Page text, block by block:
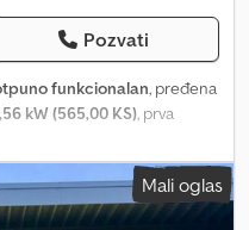
Pozvati
funkcionalan, pređena
kW (565,00 KS) , prva
, kabina vozača:kabina za
razred:Euro 6,
filter za čađ, grejač za
Mali oglas